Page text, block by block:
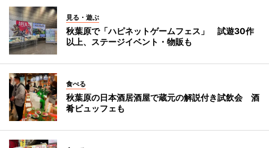
見る・遊ぶ
秋葉原で「ハピネットゲームフェス」 試遊30作
以上、ステージイベント・物販も
食べる
秋葉原の日本酒居酒屋で蔵元の解説付き試飲会 酒
肴ビュッフェも